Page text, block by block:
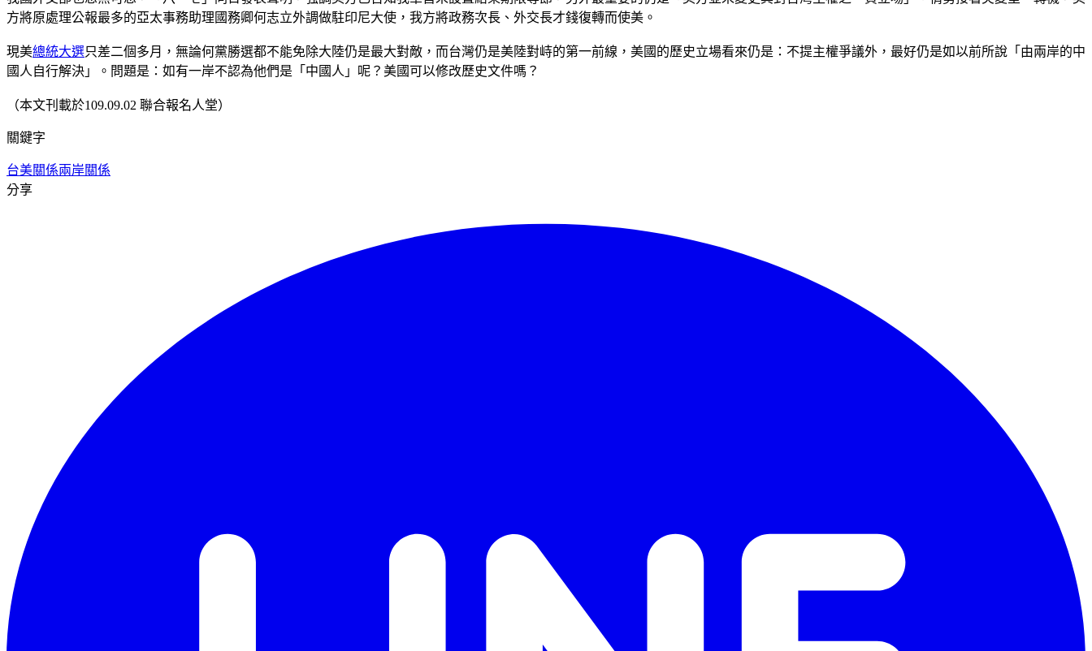
方將原處理公報最多的亞太事務助理國務卿何志立外調做駐印尼大使，我方將政務次長、外交長才錢復轉而使美。
現美總統大選只差二個多月，無論何黨勝選都不能免除大陸仍是最大對敵，而台灣仍是美陸對峙的第一前線，美國的歷史立場看來仍是：不提主權爭議外，最好仍是如以前所說「由兩岸的中
國人自行解決」。問題是：如有一岸不認為他們是「中國人」呢？美國可以修改歷史文件嗎？
（本文刊載於109.09.02 聯合報名人堂）
關鍵字
台美關係兩岸關係
分享